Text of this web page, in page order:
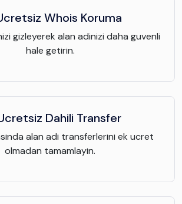
Whois Koruma
gizleyerek alan adinizi daha guvenli
hale getirin.
Dahili Transfer
alan adi transferlerini ek ucret
olmadan tamamlayin.